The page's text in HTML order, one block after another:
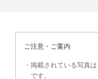
ご注意・ご案内
掲載されている写真
です。